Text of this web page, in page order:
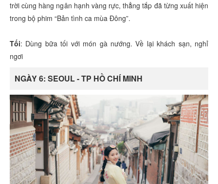
trời cùng hàng ngân hạnh vàng rực, thẳng tắp đã từng xuất hiện
trong bộ phim “Bản tình ca mùa Đông”.
Tối: Dùng bữa tối với món gà nướng. Về lại khách sạn, nghỉ
ngơi
NGÀY 6: SEOUL - TP HỒ CHÍ MINH